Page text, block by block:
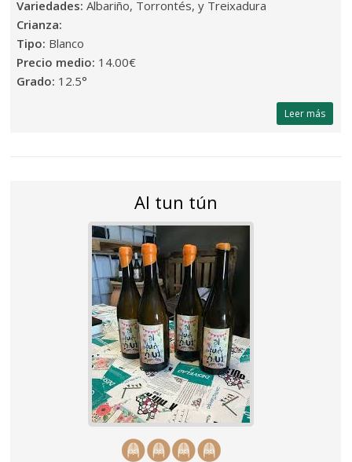
Variedades:Albariño, Torrontés, y Treixadura
Crianza:
Tipo: Blanco
Precio medio: 14.00€
Grado: 12.5°
Leer más
Al tun tún